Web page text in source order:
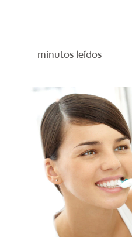
minutos leídos